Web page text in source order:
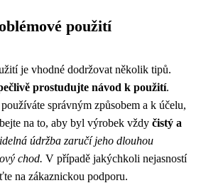
použití
je vhodné dodržovat několik tipů.
prostudujte návod k použití.
správným způsobem a k účelu,
na to, aby byl výrobek vždy čistý a
údržba zaručí jeho dlouhou
chod. V případě jakýchkoli nejasností
na zákaznickou podporu.